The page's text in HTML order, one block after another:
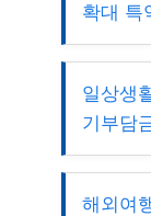
확대 특
일상생
기부담
해외여